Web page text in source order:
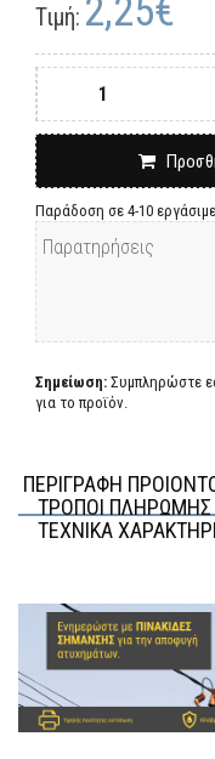
Τιμή: 2,25€
Παράδοση σε 4-10
Σημείωση: Συμπληρώστε
για το προϊόν.
ΠΕΡΙΓΡΑΦΗ
ΤΡΟΠΟΙ ΠΛΗΡΩΜΗΣ
ΤΕΧΝΙΚΑ